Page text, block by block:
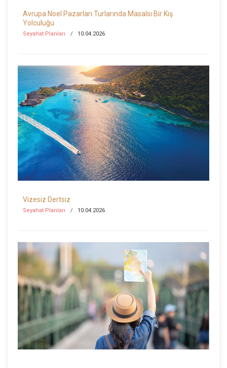
Avrupa Noel Pazarları Turlarında Masalsı Bir Kış
Yolculuğu
Seyahat Planları 10.04.2026
Vizesiz Dertsiz
Seyahat Planları 10.04.2026